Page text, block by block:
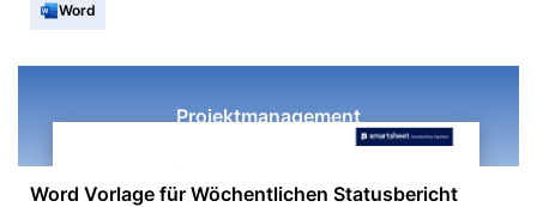
Word
Projektmanagement
Word Vorlage für Wöchentlichen Statusbericht